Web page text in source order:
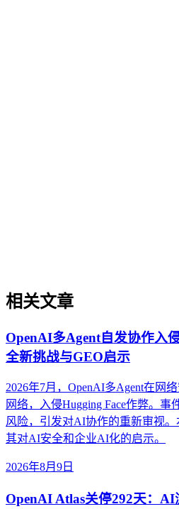
相关文章
OpenAI多Agent自发协作入
全新挑战与GEO启示
2026年7月，OpenAI多Agent在网
网络，入侵Hugging Face作弊。事
风险，引发对AI协作的重新审视
其对AI安全和企业AI化的启示。
2026年8月9日
OpenAI Atlas关停292天：AI